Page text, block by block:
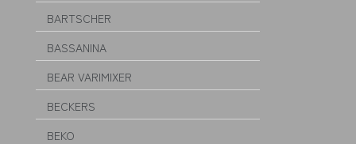
BARTSCHER
BASSANINA
BEAR VARIMIXER
BECKERS
BEKO